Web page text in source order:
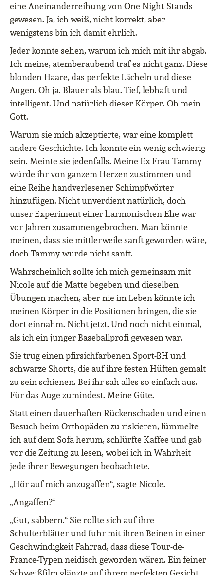
eine Aneinanderreihung von One-Night-Stands
gewesen. Ja, ich weiß, nicht korrekt, aber
wenigstens bin ich damit ehrlich.
Jeder konnte sehen, warum ich mich mit ihr abgab.
Ich meine, atemberaubend traf es nicht ganz. Diese
blonden Haare, das perfekte Lächeln und diese
Augen. Oh ja. Blauer als blau. Tief, lebhaft und
intelligent. Und natürlich dieser Körper. Oh mein
Gott.
Warum sie mich akzeptierte, war eine komplett
andere Geschichte. Ich konnte ein wenig schwierig
sein. Meinte sie jedenfalls. Meine Ex-Frau Tammy
würde ihr von ganzem Herzen zustimmen und
eine Reihe handverlesener Schimpfwörter
hinzufügen. Nicht unverdient natürlich, doch
unser Experiment einer harmonischen Ehe war
vor Jahren zusammengebrochen. Man könnte
meinen, dass sie mittlerweile sanft geworden wäre,
doch Tammy wurde nicht sanft.
Wahrscheinlich sollte ich mich gemeinsam mit
Nicole auf die Matte begeben und dieselben
Übungen machen, aber nie im Leben könnte ich
meinen Körper in die Positionen bringen, die sie
dort einnahm. Nicht jetzt. Und noch nicht einmal,
als ich ein junger Baseballprofi gewesen war.
Sie trug einen pfirsichfarbenen Sport-BH und
schwarze Shorts, die auf ihre festen Hüften gemalt
zu sein schienen. Bei ihr sah alles so einfach aus.
Für das Auge zumindest. Meine Güte.
Statt einen dauerhaften Rückenschaden und einen
Besuch beim Orthopäden zu riskieren, lümmelte
ich auf dem Sofa herum, schlürfte Kaffee und gab
vor die Zeitung zu lesen, wobei ich in Wahrheit
jede ihrer Bewegungen beobachtete.
„Hör auf mich anzugaffen“, sagte Nicole.
„Angaffen?“
„Gut, sabbern.“ Sie rollte sich auf ihre
Schulterblätter und fuhr mit ihren Beinen in einer
Geschwindigkeit Fahrrad, dass diese Tour-de-
France-Typen neidisch geworden wären. Ein feiner